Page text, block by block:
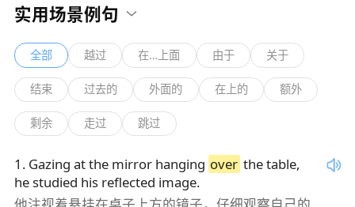
实用场景例句
全部 越过 在…上面 由于 关于
结束 过去的 外面的 在上的 额外
剩余 走过 跳过
1 . Gazing at the mirror hanging over the table,
he studied his reflected image.